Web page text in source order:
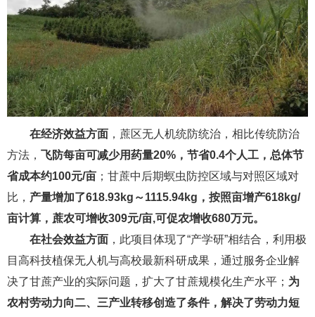
在经济效益方面 ，蔗区无人机统防统治，相比传统防治
方法，
飞防每亩可减少用药量20%，节省0.4个人工，总体节
省成本约100元/亩 ；甘蔗中后期螟虫防控区域与对照区域对
比， 产量增加了618.93kg～1115.94kg，按照亩增产618kg/
亩计算，蔗农可增收309元/亩,可促农增收680万元。
在社会效益方面 ，此项目体现了“产学研”相结合，利用极
目高科技植保无人机与高校最新科研成果，通过服务企业解
决了甘蔗产业的实际问题，扩大了甘蔗规模化生产水平； 为
农村劳动力向二、三产业转移创造了条件，解决了劳动力短